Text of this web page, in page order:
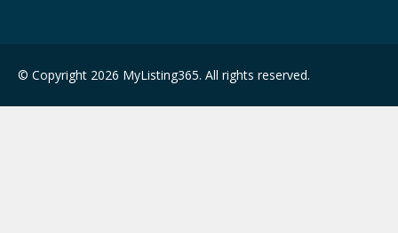
© Copyright 2026 MyListing365. All rights reserved.